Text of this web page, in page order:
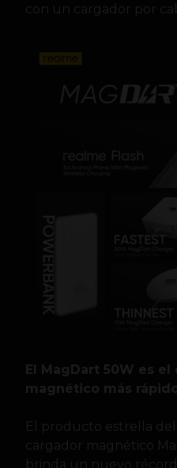
con un cargador por
El MagDart 50W es
magnético más
El producto estrella del
cargador magnético
brinda un nuevo